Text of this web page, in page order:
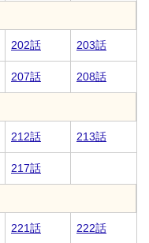
202話 203話
207話 208話
212話 213話
217話
221話 222話